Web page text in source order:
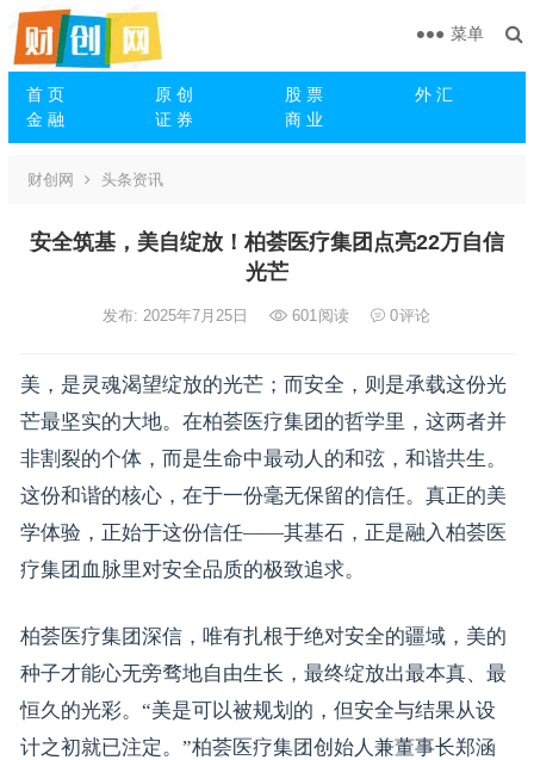
首 页 原 创 股 票
外 汇
金 融
证 券 商 业
菜单
财创网 头条资讯
安全筑基，美自绽放！柏荟医疗集团点亮22万自信
光芒
发布: 2025年7月25日 601阅读 0评论
美，是灵魂渴望绽放的光芒；而安全，则是承载这份光
芒最坚实的大地。在柏荟医疗集团的哲学里，这两者并
非割裂的个体，而是生命中最动人的和弦，和谐共生。
这份和谐的核心，在于一份毫无保留的信任。真正的美
学体验，正始于这份信任——其基石，正是融入柏荟医
疗集团血脉里对安全品质的极致追求。
柏荟医疗集团深信，唯有扎根于绝对安全的疆域，美的
种子才能心无旁骛地自由生长，最终绽放出最本真、最
恒久的光彩。“美是可以被规划的，但安全与结果从设
计之初就已注定。”柏荟医疗集团创始人兼董事长郑涵